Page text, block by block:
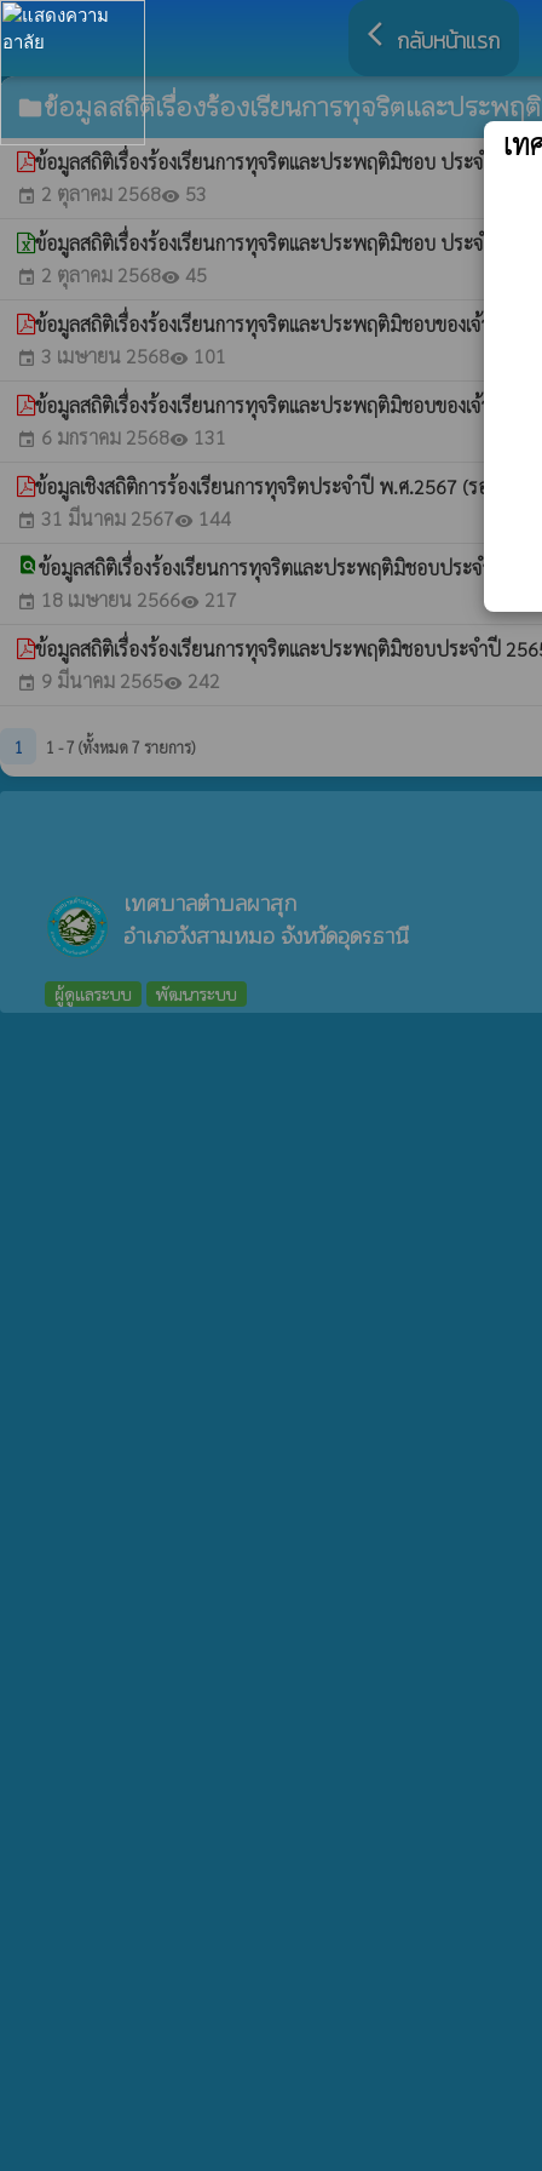
arrow_back_ios กลับหน้าแรก
folderข้อมูลสถิติเรื่องร้องเรียนการทุจริตและประพฤ
ข้อมูลสถิติเรื่องร้องเรียนการทุจริตและประพฤติมิชอบ ประจำปีง
event 2 ตุลาคม 2568visibility 53
ข้อมูลสถิติเรื่องร้องเรียนการทุจริตและประพฤติมิชอบ ประจำปีง
event 2 ตุลาคม 2568visibility 45
ข้อมูลสถิติเรื่องร้องเรียนการทุจริตและประพฤติมิชอบของเจ้าหน้
event 3 เมษายน 2568visibility 101
ข้อมูลสถิติเรื่องร้องเรียนการทุจริตและประพฤติมิชอบของเจ้าหน้
event 6 มกราคม 2568visibility 131
ข้อมูลเชิงสถิติการร้องเรียนการทุจริตประจําปี พ.ศ.2567 (รอบ6 เ
event 31 มีนาคม 2567visibility 144
find_in_pageข้อมูลสถิติเรื่องร้องเรียนการทุจริตและประพฤติมิชอบประจำปี
event 18 เมษายน 2566visibility 217
ข้อมูลสถิติเรื่องร้องเรียนการทุจริตและประพฤติมิชอบประจำปี
event 9 มีนาคม 2565visibility 242
1 1 - 7 (ทั้งหมด 7 รายการ)
เทศบาลตำบลผาสุก
อำเภอวังสามหมอ จังหวัดอุดรธานี
ผู้ดูแลระบบ พัฒนาระบบ
เ